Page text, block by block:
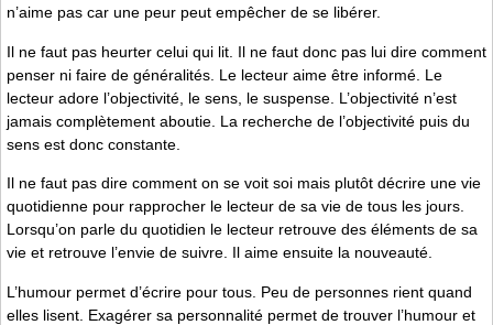
n’aime pas car une peur peut empêcher de se libérer.
Il ne faut pas heurter celui qui lit. Il ne faut donc pas lui dire comment
penser ni faire de généralités. Le lecteur aime être informé. Le
lecteur adore l’objectivité, le sens, le suspense. L’objectivité n’est
jamais complètement aboutie. La recherche de l’objectivité puis du
sens est donc constante.
Il ne faut pas dire comment on se voit soi mais plutôt décrire une vie
quotidienne pour rapprocher le lecteur de sa vie de tous les jours.
Lorsqu’on parle du quotidien le lecteur retrouve des éléments de sa
vie et retrouve l’envie de suivre. Il aime ensuite la nouveauté.
L’humour permet d’écrire pour tous. Peu de personnes rient quand
elles lisent. Exagérer sa personnalité permet de trouver l’humour et